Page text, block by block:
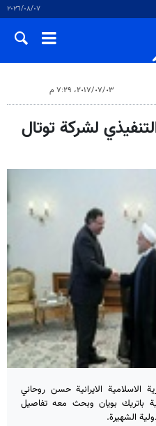
٠٧‏/٠٨‏/٢٠٢٦
٠٣‏/٠٧‏/٢٠١٧، ٧:٢٩ م
لشركة توتال
الاسلامية الايرانية حسن روحاني
باتريك بويان وبحث معه تفاصيل
الشهيرة.